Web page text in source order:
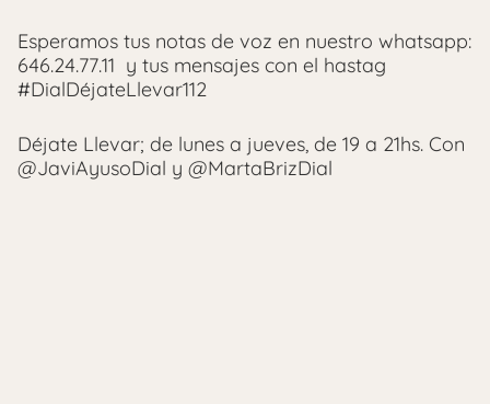
Esperamos tus notas de voz en nuestro whatsapp:
646.24.77.11 y tus mensajes con el hastag
#DialDéjateLlevar112
Déjate Llevar; de lunes a jueves, de 19 a 21hs. Con
@JaviAyusoDial y @MartaBrizDial